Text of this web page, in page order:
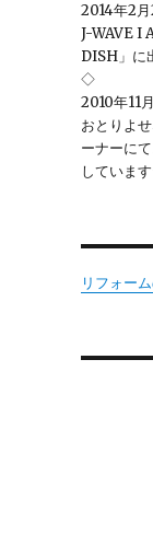
2014年2
J-WAVE I
DISH」に
◇
2010年11
おとりよ
ーナーに
していま
リフォー